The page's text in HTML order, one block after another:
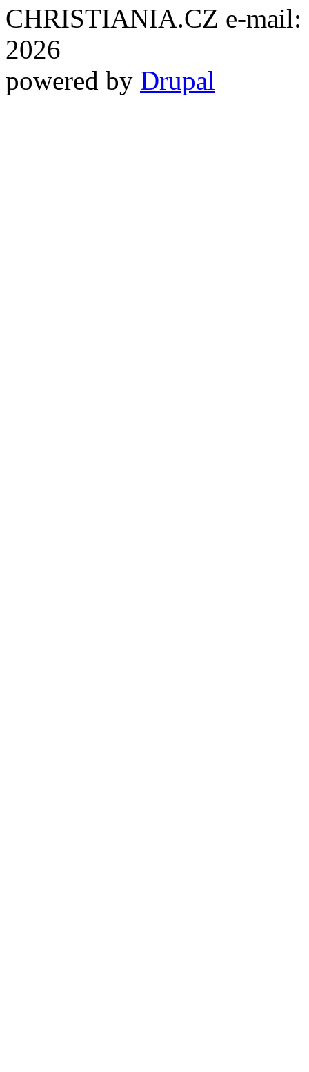
CHRISTIANIA.CZ e-mail:
2026
powered by Drupal